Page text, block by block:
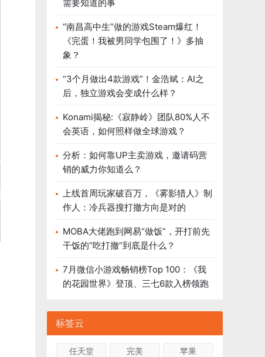
需要知道的事
“南昌高中生”做的游戏Steam爆红！
《完蛋！我被男同学包围了！》多抽
象？
“3个月做出4款游戏”！金浩斌：AI之
后，独立游戏会变成什么样？
Konami揭秘:《寂静岭》团队80%人不
会英语，如何照样做全球游戏？
分析：如何靠UP主卖游戏，邀请码营
销的威力你知道么？
上线首周玩家破百万，《雾影猎人》制
作人：冷兵器搜打撤方向是对的
MOBA大佬跑到网易“做饭”，开打前先
干饭的“吃打撤”到底是什么？
7月微信小游戏畅销榜Top 100：《我
的花园世界》登顶、三七6款入榜领跑
标签云
任天堂 完美
苹果